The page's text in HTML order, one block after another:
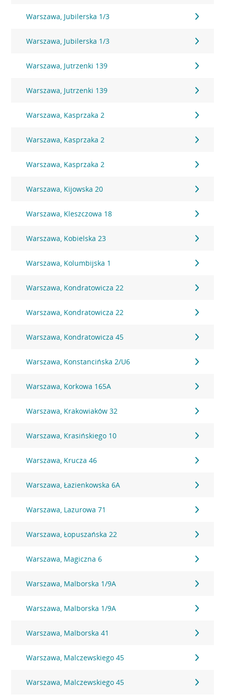
Warszawa, Jubilerska 1/3
Warszawa, Jubilerska 1/3
Warszawa, Jutrzenki 139
Warszawa, Jutrzenki 139
Warszawa, Kasprzaka 2
Warszawa, Kasprzaka 2
Warszawa, Kasprzaka 2
Warszawa, Kijowska 20
Warszawa, Kleszczowa 18
Warszawa, Kobielska 23
Warszawa, Kolumbijska 1
Warszawa, Kondratowicza 22
Warszawa, Kondratowicza 22
Warszawa, Kondratowicza 45
Warszawa, Konstancińska 2/U6
Warszawa, Korkowa 165A
Warszawa, Krakowiaków 32
Warszawa, Krasińskiego 10
Warszawa, Krucza 46
Warszawa, Łazienkowska 6A
Warszawa, Lazurowa 71
Warszawa, Łopuszańska 22
Warszawa, Magiczna 6
Warszawa, Malborska 1/9A
Warszawa, Malborska 1/9A
Warszawa, Malborska 41
Warszawa, Malczewskiego 45
Warszawa, Malczewskiego 45